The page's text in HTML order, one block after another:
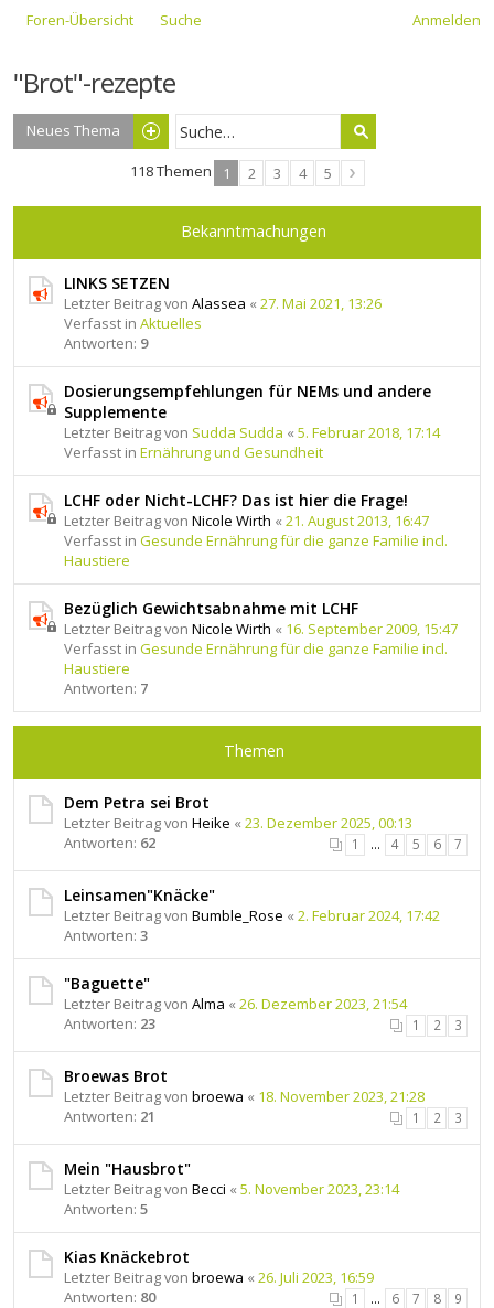
Foren-Übersicht Suche Anmelden
"Brot"-rezepte
Neues Thema
118 Themen 1 2 3 4 5
Bekanntmachungen
LINKS SETZEN
Letzter Beitrag von Alassea « 27. Mai 2021, 13:26
Verfasst in Aktuelles
Antworten: 9
Dosierungsempfehlungen für NEMs und andere
Supplemente
Letzter Beitrag von Sudda Sudda « 5. Februar 2018, 17:14
Verfasst in Ernährung und Gesundheit
LCHF oder Nicht-LCHF? Das ist hier die Frage!
Letzter Beitrag von Nicole Wirth « 21. August 2013, 16:47
Verfasst in Gesunde Ernährung für die ganze Familie incl.
Haustiere
Bezüglich Gewichtsabnahme mit LCHF
Letzter Beitrag von Nicole Wirth « 16. September 2009, 15:47
Verfasst in Gesunde Ernährung für die ganze Familie incl.
Haustiere
Antworten: 7
Themen
Dem Petra sei Brot
Letzter Beitrag von Heike « 23. Dezember 2025, 00:13
Antworten: 62 1 … 4 5 6 7
Leinsamen"Knäcke"
Letzter Beitrag von Bumble_Rose « 2. Februar 2024, 17:42
Antworten: 3
"Baguette"
Letzter Beitrag von Alma « 26. Dezember 2023, 21:54
Antworten: 23 1 2 3
Broewas Brot
Letzter Beitrag von broewa « 18. November 2023, 21:28
Antworten: 21 1 2 3
Mein "Hausbrot"
Letzter Beitrag von Becci « 5. November 2023, 23:14
Antworten: 5
Kias Knäckebrot
Letzter Beitrag von broewa « 26. Juli 2023, 16:59
Antworten: 80 1 … 6 7 8 9